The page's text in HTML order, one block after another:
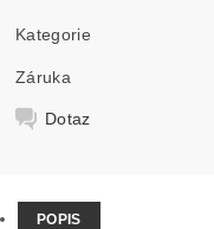
Kategorie
Záruka
Dotaz
POPIS